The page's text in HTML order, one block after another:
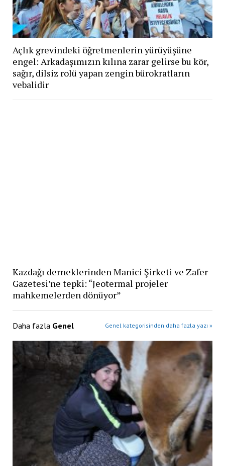
Açlık grevindeki öğretmenlerin yürüyüşüne
engel: Arkadaşımızın kılına zarar gelirse bu kör,
sağır, dilsiz rolü yapan zengin bürokratların
vebalidir
Kazdağı derneklerinden Manici Şirketi ve Zafer
Gazetesi’ne tepki: “Jeotermal projeler
mahkemelerden dönüyor”
Daha fazla Genel Genel kategorisinden daha fazla yazı »